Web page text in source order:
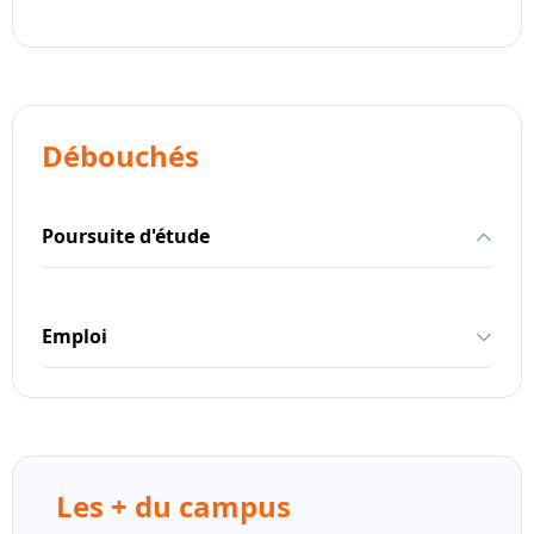
Débouchés
Poursuite d'étude
Emploi
Les + du campus